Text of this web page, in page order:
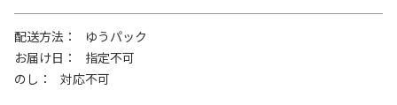
配送方法
ゆうパック
お届け日
指定不可
のし
対応不可